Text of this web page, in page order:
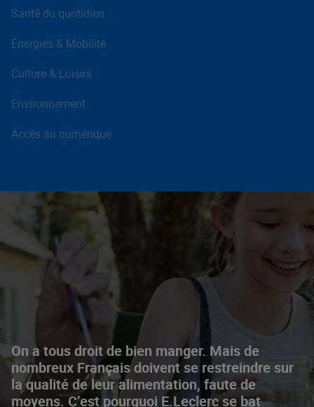
On a tous droit de bien manger. Mais de
nombreux Français doivent se restreindre sur
la qualité de leur alimentation, faute de
moyens. C’est pourquoi E.Leclerc se bat
Santé du quotidien
Énergies & Mobilité
Culture & Loisirs
Environnement
Accès au numérique